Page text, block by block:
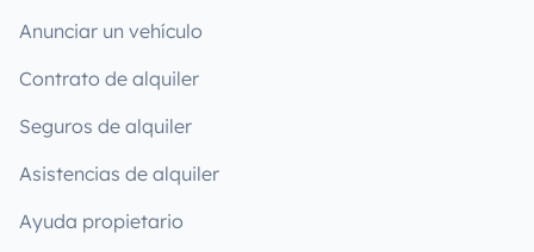
Anunciar un vehículo
Contrato de alquiler
Seguros de alquiler
Asistencias de alquiler
Ayuda propietario